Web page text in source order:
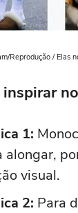
Reprodução / Elas
1:
alongar,
visual.
2: Para